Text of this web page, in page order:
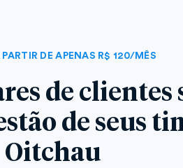
PARTIR DE APENAS R$ 120/MÊS
de clientes
de seus
Oitchau